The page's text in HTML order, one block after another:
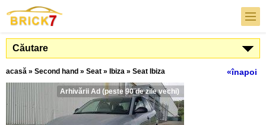
Căutare
«înapoi
acasă » Second hand » Seat » Ibiza » Seat Ibiza
Arhivării Ad (peste 90 de zile vechi)